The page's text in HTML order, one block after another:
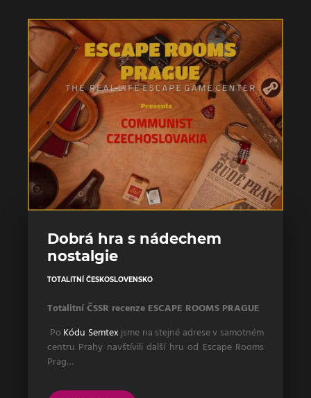
Dobrá hra s nádechem
nostalgie
TOTALITNÍ ČESKOSLOVENSKO
Totalitní ČSSR recenze ESCAPE ROOMS PRAGUE
Po Kódu Semtex jsme na stejné adrese v samotném
centru Prahy navštívili další hru od Escape Rooms
Prag…